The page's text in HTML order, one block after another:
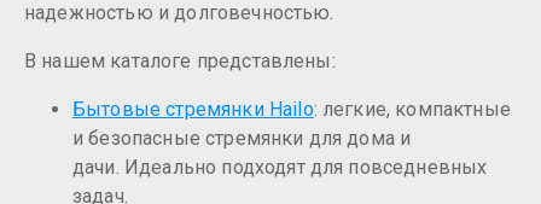
надежностью и долговечностью.
В нашем каталоге представлены:
Бытовые стремянки Hailo: легкие, компактные
и безопасные стремянки для дома и
дачи. Идеально подходят для повседневных
задач.